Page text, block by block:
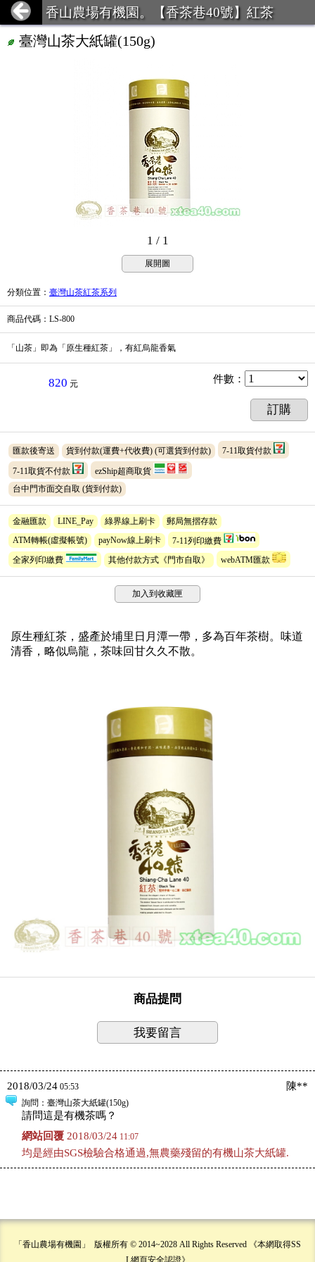
香山農場有機園。【香茶巷40號】紅茶
臺灣山茶大紙罐(150g)
1 / 1
展開圖
分類位置 ： 臺灣山茶紅茶系列
商品代碼 ：LS-800
「山茶」即為「原生種紅茶」，有紅烏龍香氣
820 元 件數 ：
訂購
匯款後寄送 貨到付款(運費+代收費) (可選貨到付款) 7-11取貨付款
7-11取貨不付款
ezShip超商取貨
台中門市面交自取 (貨到付款)
金融匯款 LINE_Pay 綠界線上刷卡
郵局無摺存款
ATM轉帳(虛擬帳號)
payNow線上刷卡 7-11列印繳費
全家列印繳費 其他付款方式《門市自取》 webATM匯款
加入到收藏匣
原生種紅茶，盛產於埔里日月潭一帶，多為百年茶樹。味道
清香，略似烏龍，茶味回甘久久不散。
商品提問
我要留言
2018/03/24 05:53 陳**
詢問 ：臺灣山茶大紙罐(150g)
請問這是有機茶嗎？
網站回覆2018/03/2411:07
均是經由SGS檢驗合格通過,無農藥殘留的有機山茶大紙罐.
「香山農場有機園」 版權所有 © 2014~2028 All Rights Reserved 《本網取得SS